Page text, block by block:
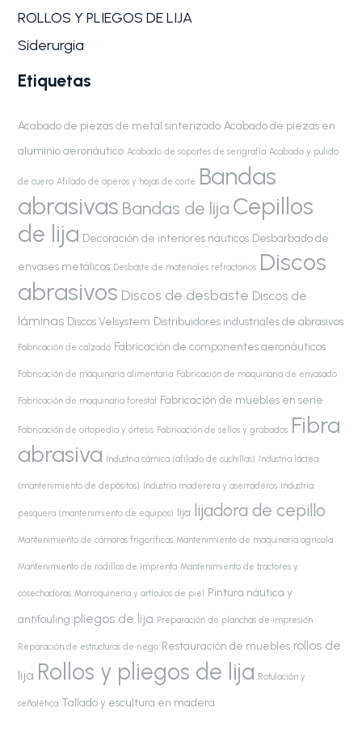
ROLLOS Y PLIEGOS DE LIJA
Siderurgia
Etiquetas
Acabado de piezas de metal sinterizado Acabado de piezas en
aluminio aeronáutico Acabado de soportes de serigrafía Acabado y pulido
de cuero Afilado de aperos y hojas de corte Bandas
abrasivas Bandas de lija Cepillos
de lija Decoración de interiores náuticos Desbarbado de
envases metálicos Desbaste de materiales refractarios Discos
abrasivos Discos de desbaste Discos de
láminas Discos Velsystem Distribuidores industriales de abrasivos
Fabricación de calzado Fabricación de componentes aeronáuticos
Fabricación de maquinaria alimentaria Fabricación de maquinaria de envasado
Fabricación de maquinaria forestal Fabricación de muebles en serie
Fabricación de ortopedia y órtesis Fabricación de sellos y grabados Fibra
abrasiva Industria cárnica (afilado de cuchillas) Industria láctea
(mantenimiento de depósitos) Industria maderera y aserraderos Industria
pesquera (mantenimiento de equipos) lija lijadora de cepillo
Mantenimiento de cámaras frigoríficas Mantenimiento de maquinaria agrícola
Mantenimiento de rodillos de imprenta Mantenimiento de tractores y
cosechadoras Marroquinería y artículos de piel Pintura náutica y
antifouling pliegos de lija Preparación de planchas de impresión
Reparación de estructuras de riego Restauración de muebles rollos de
lija Rollos y pliegos de lija Rotulación y
señalética Tallado y escultura en madera